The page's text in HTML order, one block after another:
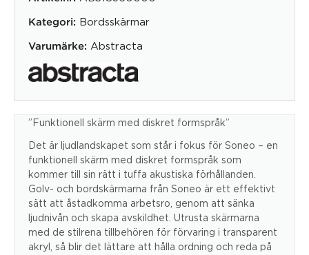
Kategori: Bordsskärmar
Varumärke: Abstracta
”Funktionell skärm med diskret formspråk”
Det är ljudlandskapet som står i fokus för Soneo – en
funktionell skärm med diskret formspråk som
kommer till sin rätt i tuffa akustiska förhållanden.
Golv- och bordskärmarna från Soneo är ett effektivt
sätt att åstadkomma arbetsro, genom att sänka
ljudnivån och skapa avskildhet. Utrusta skärmarna
med de stilrena tillbehören för förvaring i transparent
akryl, så blir det lättare att hålla ordning och reda på